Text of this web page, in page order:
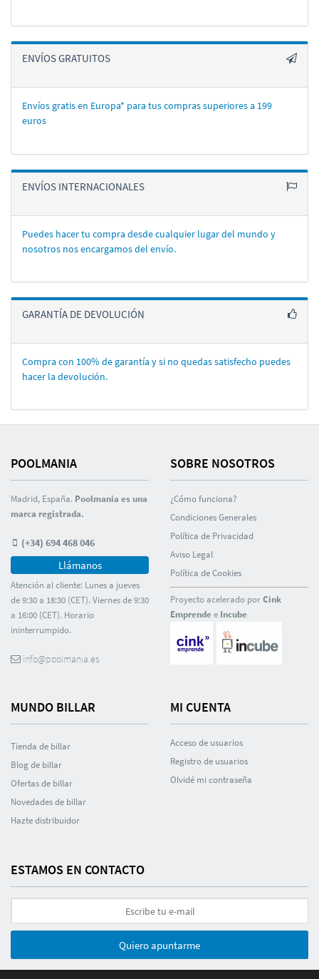
ENVÍOS GRATUITOS
Envíos gratis en Europa* para tus compras superiores a 199
euros
ENVÍOS INTERNACIONALES
Puedes hacer tu compra desde cualquier lugar del mundo y
nosotros nos encargamos del enví­o.
GARANTÍA DE DEVOLUCIÓN
Compra con 100% de garantí­a y si no quedas satisfecho puedes
hacer la devolución.
POOLMANIA
Madrid, España. Poolmania es una
marca registrada.
(+34) 694 468 046
Llámanos
Atención al cliente: Lunes a jueves
de 9:30 a 18:30 (CET). Viernes de 9:30
a 16:00 (CET). Horario
ininterrumpido.
info@poolmania.es
SOBRE NOSOTROS
¿Cómo funciona?
Condiciones Generales
Polí­tica de Privacidad
Aviso Legal
Polí­tica de Cookies
Proyecto acelerado porCink
Emprendee Incube
MUNDO BILLAR
Tienda de billar
Blog de billar
Ofertas de billar
Novedades de billar
Hazte distribuidor
MI CUENTA
Acceso de usuarios
Registro de usuarios
Olvidé mi contraseña
ESTAMOS EN CONTACTO
Quiero apuntarme